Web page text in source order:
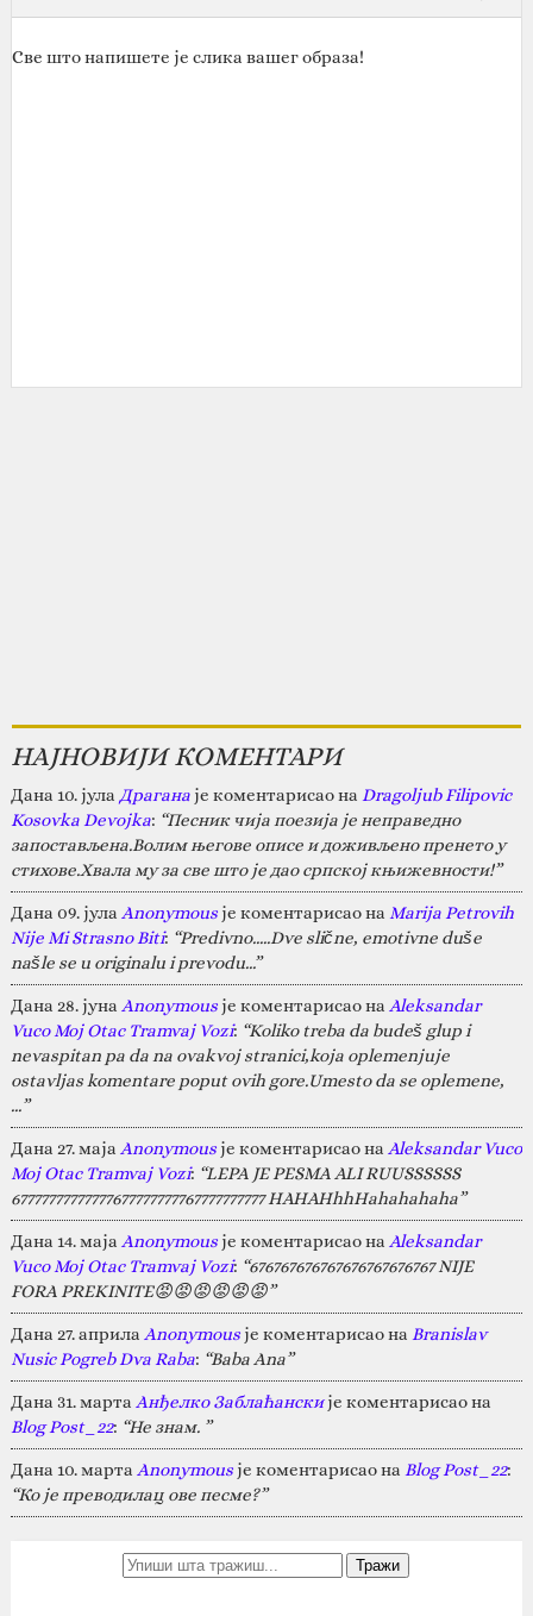
Све што напишете је слика вашег образа!
НАЈНОВИЈИ КОМЕНТАРИ
Дана 10. јула Драганаје коментарисао на Dragoljub Filipovic
Kosovka Devojka: “Песник чија поезија је неправедно
запостављена.Волим његове описе и доживљено пренето у
стихове.Хвала му за све што је дао српској књижевности!”
Дана 09. јула Anonymousје коментарисао на Marija Petrovih
Nije Mi Strasno Biti: “Predivno.....Dve slične, emotivne duše
našle se u originalu i prevodu...”
Дана 28. јуна Anonymousје коментарисао на Aleksandar
Vuco Moj Otac Tramvaj Vozi: “Koliko treba da budeš glup i
nevaspitan pa da na ovakvoj stranici,koja oplemenjuje
ostavljas komentare poput ovih gore.Umesto da se oplemene,
…”
Дана 27. маја Anonymousје коментарисао на Aleksandar Vuco
Moj Otac Tramvaj Vozi: “LEPA JE PESMA ALI RUUSSSSSS
67777777777777677777777767777777777 HAHAHhhHahahahaha”
Дана 14. маја Anonymousје коментарисао на Aleksandar
Vuco Moj Otac Tramvaj Vozi: “676767676767676767676767 NIJE
FORA PREKINITE😡😡😡😡😡😡”
Дана 27. априла Anonymousје коментарисао на Branislav
Nusic Pogreb Dva Raba: “Baba Ana”
Дана 31. марта Анђелко Заблаћанскије коментарисао на
Blog Post_22: “Не знам. ”
Дана 10. марта Anonymousје коментарисао на Blog Post_22:
“Ко је преводилац ове песме?”